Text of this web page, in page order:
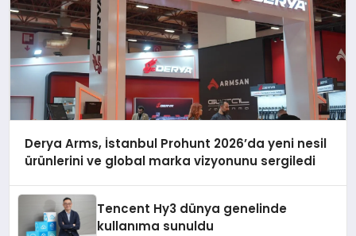
Derya Arms, İstanbul Prohunt 2026’da yeni nesil
ürünlerini ve global marka vizyonunu sergiledi
Tencent Hy3 dünya genelinde
kullanıma sunuldu